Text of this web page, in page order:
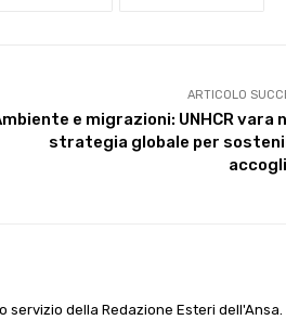
ARTICOLO
e migrazioni: UNHCR vara
strategia globale per
servizio della Redazione Esteri dell'Ansa.